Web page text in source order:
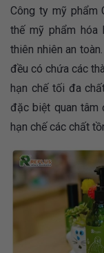
Công ty mỹ phẩm
thế mỹ phẩm hóa
thiên nhiên an
đều có chứa các
hạn chế tối đa
đặc biệt quan tâm
hạn chế các chất